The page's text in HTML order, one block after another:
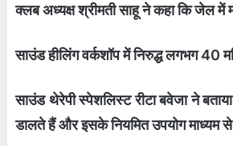
क्लब अध्यक्ष श्रीमती साहू ने कहा कि जेल में
साउंड हीलिंग वर्कशॉप में निरुद्ध लगभग 40
साउंड थेरेपी स्पेशलिस्ट रीटा बवेजा ने
डालते हैं और इसके नियमित उपयोग